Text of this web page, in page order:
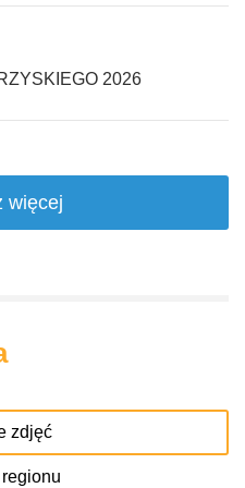
2026
więcej
zdjęć